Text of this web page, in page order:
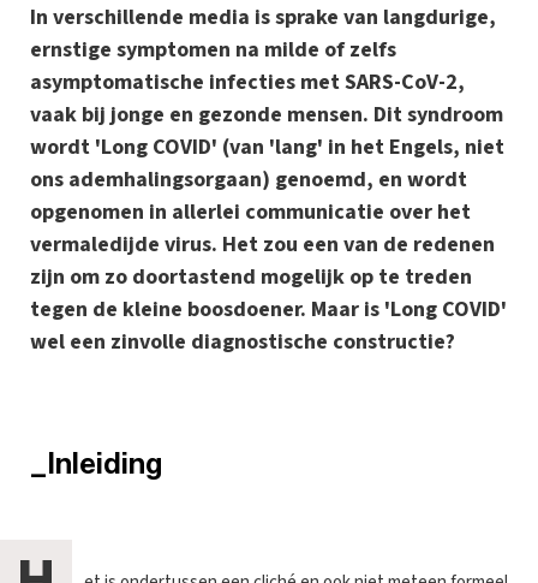
In verschillende media is sprake van langdurige,
ernstige symptomen na milde of zelfs
asymptomatische infecties met SARS-CoV-2,
vaak bij jonge en gezonde mensen. Dit syndroom
wordt 'Long COVID' (van 'lang' in het Engels, niet
ons ademhalingsorgaan) genoemd, en wordt
opgenomen in allerlei communicatie over het
vermaledijde virus. Het zou een van de redenen
zijn om zo doortastend mogelijk op te treden
tegen de kleine boosdoener. Maar is 'Long COVID'
wel een zinvolle diagnostische constructie?
_Inleiding